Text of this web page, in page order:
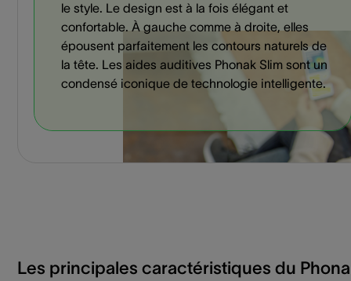
le style. Le design est à la fois élégant et
confortable. À gauche comme à droite, elles
épousent parfaitement les contours naturels de
la tête. Les aides auditives Phonak Slim sont un
condensé iconique de technologie intelligente.
Les principales caractéristiques du